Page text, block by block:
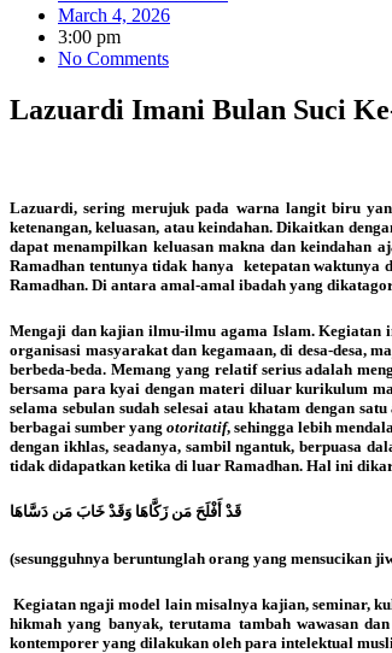
March 4, 2026
3:00 pm
No Comments
Lazuardi Imani Bulan Suci
Lazuardi, sering merujuk pada warna langit biru
ketenangan, keluasan, atau keindahan. Dikaitkan
dapat menampilkan keluasan makna dan keindahan
Ramadhan tentunya tidak hanya ketepatan
Ramadhan. Di antara amal-amal ibadah yang
Mengaji dan kajian ilmu-ilmu agama Islam. Kegiatan
organisasi masyarakat dan kegamaan, di desa-desa,
berbeda-beda. Memang yang relatif serius adalah
bersama para kyai dengan materi diluar kurikulum
selama sebulan sudah selesai atau khatam dengan
berbagai sumber yangotoritatif, sehingga lebih
dengan ikhlas, seadanya, sambil ngantuk, berpuasa
tidak didapatkan ketika di luar Ramadhan. Hal ini
قَدْ أَفْلَحَ مَن زَكَّاهَا وَقَدْ خَابَ مَن دَسَّاهَا
(sesungguhnya beruntunglah orang yang mensucikan
Kegiatan ngaji model lain misalnya kajian, seminar,
hikmah yang banyak, terutama tambah wawasan
kontemporer yang dilakukan oleh para intelektual